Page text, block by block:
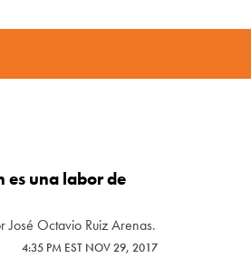
es una labor de
José Octavio Ruiz Arenas.
4:35 PM EST NOV 29, 2017